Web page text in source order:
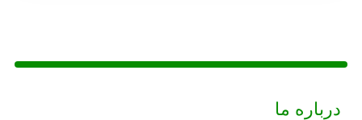
درباره ما